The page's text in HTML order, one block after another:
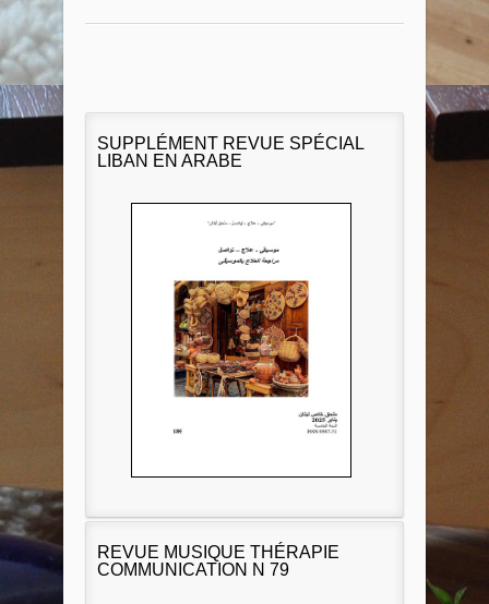
SUPPLÉMENT REVUE SPÉCIAL
LIBAN EN ARABE
REVUE MUSIQUE THÉRAPIE
COMMUNICATION N 79